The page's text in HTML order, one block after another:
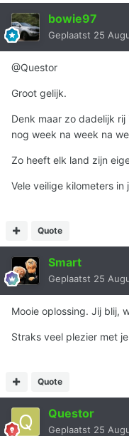
bowie97
Geplaatst 25
@Questor
Groot gelijk.
Denk maar zo dadelijk
nog week na week na
Zo heeft elk land zijn
Vele veilige kilometers in
Quote
Smart
Geplaatst 25
Mooie oplossing. Jij blij,
Straks veel plezier met
Quote
Questor
Geplaatst 25